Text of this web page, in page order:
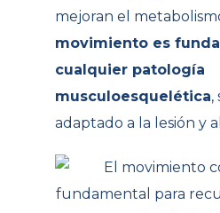
mejoran el
movimiento es
cualquier patología
musculoesquelética,
adaptado a la lesión y